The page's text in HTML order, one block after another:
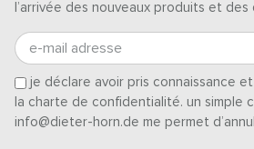
l’arrivée des nouveaux produits et
e-mail adresse
je déclare avoir pris connaissance
la charte de confidentialité. un simple
info@dieter-horn.de me permet